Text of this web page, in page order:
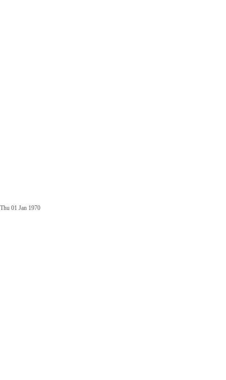
Thu 01 Jan 1970